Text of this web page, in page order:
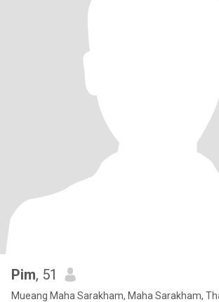
Pim, 51
Mueang Maha Sarakham, Maha Sarakham,